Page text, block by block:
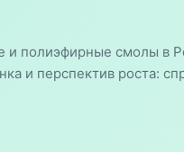
и полиэфирные смолы в
и перспектив роста: